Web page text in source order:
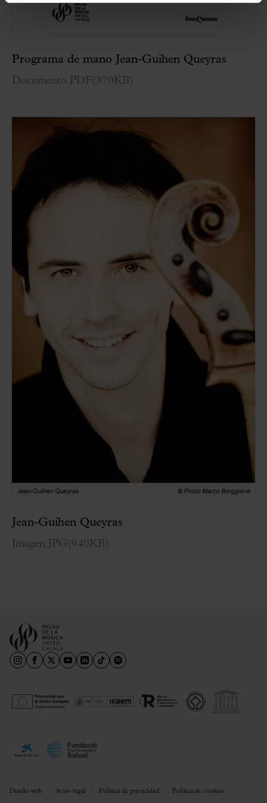
Programa de mano Jean-Guihen Queyras
Documento PDF(370KB )
Jean-Guihen Queyras
Imagen JPG (940KB )
Diseño web Aviso legal Política de privacidad Política de cookies